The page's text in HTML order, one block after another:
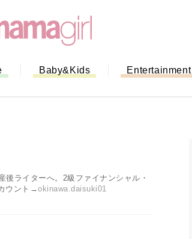
Baby&Kids Entertainment
ライターへ。2級ファイナンシャル・
ウント→okinawa.daisuki01